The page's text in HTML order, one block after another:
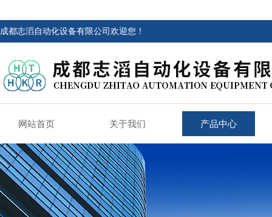
成都志滔自动化设备有限公司欢迎您！
网站首页 关于我们 产品中心